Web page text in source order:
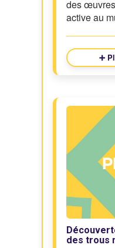
des
active au
➕
des trous